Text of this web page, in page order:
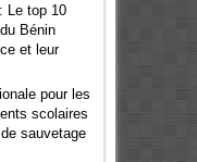
Le top 10
Bénin
et leur
pour les
scolaires
sauvetage